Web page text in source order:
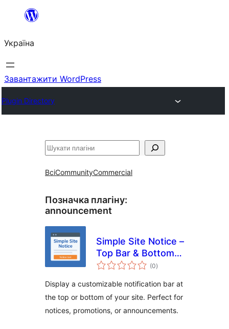
Перейти
вмісту
Україна
Завантажити WordPress
Plugin Directory
Пошук
ВсіCommunityCommercial
Позначка плагіну:
announcement
Simple Site Notice –
Top Bar & Bottom
Bar
(0загальний
рейтинг
)
Display a customizable notification bar at
the top or bottom of your site. Perfect for
notices, promotions, or announcements.